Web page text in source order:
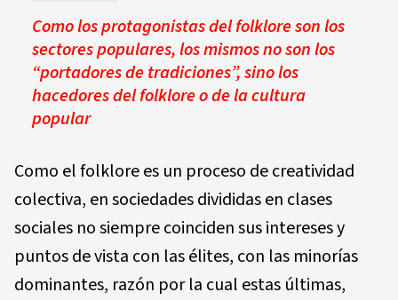
Como los protagonistas del folklore son los
sectores populares, los mismos no son los
“portadores de tradiciones”, sino los
hacedores del folklore o de la cultura
popular
Como el folklore es un proceso de creatividad
colectiva, en sociedades divididas en clases
sociales no siempre coinciden sus intereses y
puntos de vista con las élites, con las minorías
dominantes, razón por la cual estas últimas,